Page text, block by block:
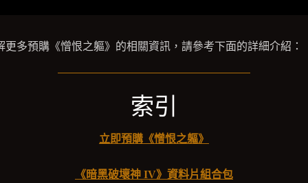
更多預購《憎恨之軀》的相關資訊，請參考下面的詳細介紹：
索引
立即預購《憎恨之軀》
《暗黑破壞神 IV》資料片組合包